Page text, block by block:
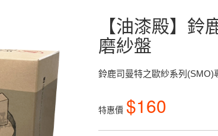
【油漆殿】
磨紗盤
鈴鹿司曼特之歐紗系列(SMO)
特惠價 $160